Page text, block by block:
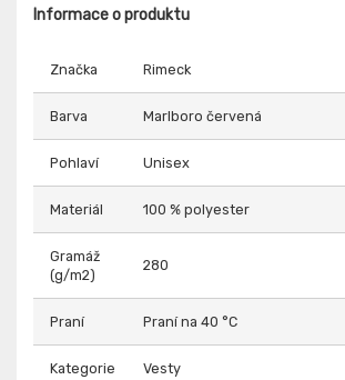
Informace o produktu
Značka Rimeck
Barva Marlboro červená
Pohlaví Unisex
Materiál 100 % polyester
Gramáž
(g/m2)
280
Praní Praní na 40 °C
Kategorie Vesty